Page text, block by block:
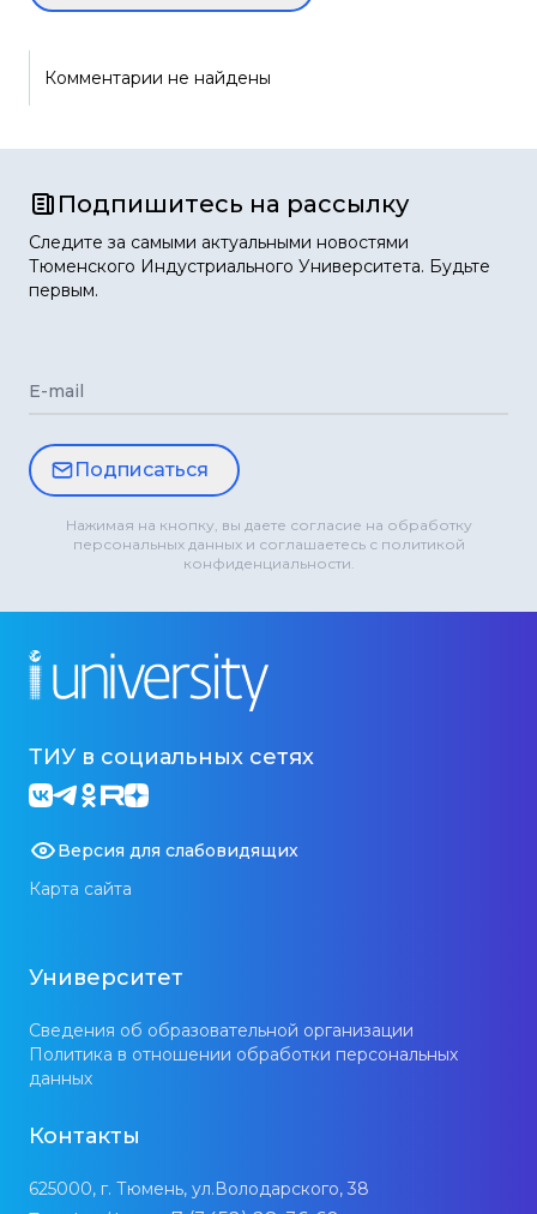
Комментарии не найдены
Подпишитесь на рассылку
Следите за самыми актуальными новостями
Тюменского Индустриального Университета. Будьте
первым.
E-mail
Подписаться
Нажимая на кнопку, вы даете согласие на обработку
персональных данных и соглашаетесь с политикой
конфиденциальности.
ТИУ в социальных сетях
Версия для слабовидящих
Карта сайта
Университет
Сведения об образовательной организации
Политика в отношении обработки персональных
данных
Контакты
625000, г. Тюмень, ул.Володарского, 38